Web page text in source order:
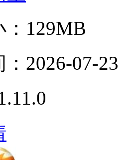
129MB
2026-07-23